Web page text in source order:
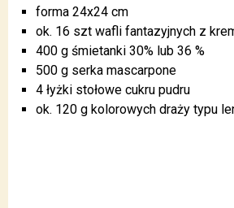
forma 24x24 cm
ok. 16 szt wafli fantazyjnych z
400 g śmietanki 30% lub 36 %
500 g serka mascarpone
4 łyżki stołowe cukru pudru
ok. 120 g kolorowych draży typu